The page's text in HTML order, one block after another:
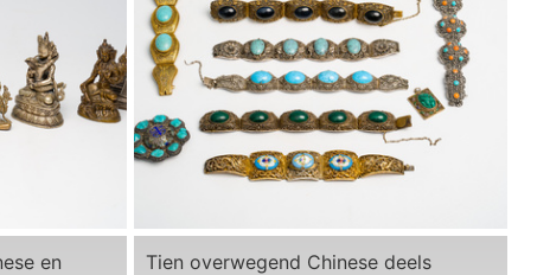
en
Tien overwegend Chinese deels